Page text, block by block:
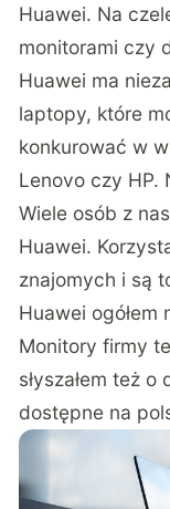
Huawei. Na
monitorami czy
Huawei ma
laptopy, które
konkurować w
Lenovo czy HP.
Wiele osób z
Huawei.
znajomych i są
Huawei
Monitory firmy
słyszałem też
dostępne na